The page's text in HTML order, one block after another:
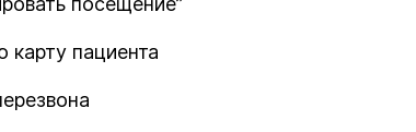
пациента